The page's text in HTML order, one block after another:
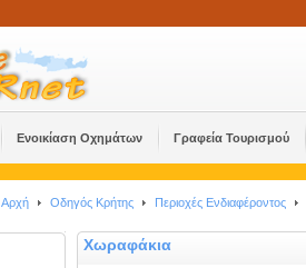
Ενοικίαση Οχημάτων Γραφεία Τουρισμού
Αρχή Οδηγός Κρήτης Περιοχές Ενδιαφέροντος
Χωραφάκια